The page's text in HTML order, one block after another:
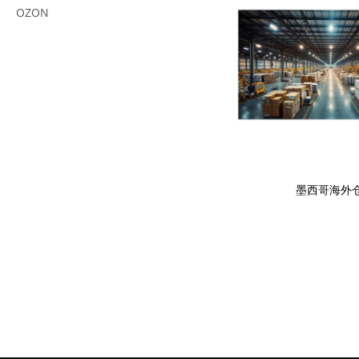
OZON
墨西哥海外